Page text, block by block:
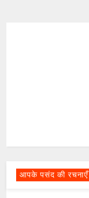
आपके पसंद की रचनाएँ